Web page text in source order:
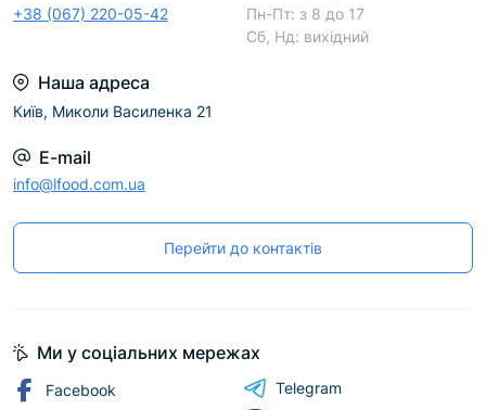
+38 (067) 220-05-42
Пн-Пт: з 8 до 17
Сб, Нд: вихідний
Наша адреса
Київ, Миколи Василенка 21
E-mail
info@lfood.com.ua
Перейти до контактів
Ми у соціальних мережах
Facebook
Telegram